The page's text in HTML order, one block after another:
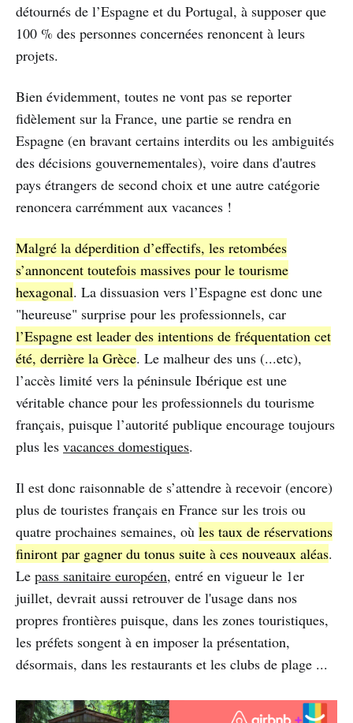
détournés de l’Espagne et du Portugal, à supposer que
100 % des personnes concernées renoncent à leurs
projets.
Bien évidemment, toutes ne vont pas se reporter
fidèlement sur la France, une partie se rendra en
Espagne (en bravant certains interdits ou les ambiguités
des décisions gouvernementales), voire dans d'autres
pays étrangers de second choix et une autre catégorie
renoncera carrémment aux vacances !
Malgré la déperdition d’effectifs, les retombées
s’annoncent toutefois massives pour le tourisme
hexagonal. La dissuasion vers l’Espagne est donc une
"heureuse" surprise pour les professionnels, car
l’Espagne est leader des intentions de fréquentation cet
été, derrière la Grèce. Le malheur des uns (...etc),
l’accès limité vers la péninsule Ibérique est une
véritable chance pour les professionnels du tourisme
français, puisque l’autorité publique encourage toujours
plus les vacances domestiques.
Il est donc raisonnable de s’attendre à recevoir (encore)
plus de touristes français en France sur les trois ou
quatre prochaines semaines, où les taux de réservations
finiront par gagner du tonus suite à ces nouveaux aléas.
Le pass sanitaire européen, entré en vigueur le 1er
juillet, devrait aussi retrouver de l'usage dans nos
propres frontières puisque, dans les zones touristiques,
les préfets songent à en imposer la présentation,
désormais, dans les restaurants et les clubs de plage ...